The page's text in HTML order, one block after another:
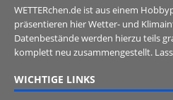
WETTERchen.de ist aus einem
präsentieren hier Wetter- und
Datenbestände werden hierzu teils
komplett neu zusammengestellt.
WICHTIGE LINKS